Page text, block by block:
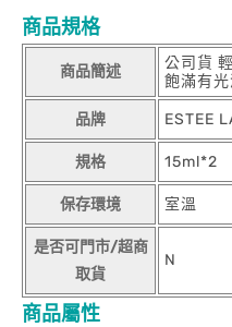
商品規格
商品簡述
公司貨
飽滿有光
品牌 ESTEE
規格 15ml*2
保存環境 室溫
是否可門市/超商
取貨
N
商品屬性